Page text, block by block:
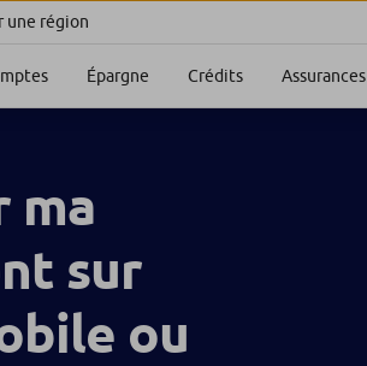
une région
Épargne Crédits Assurances
ma
sur
ou